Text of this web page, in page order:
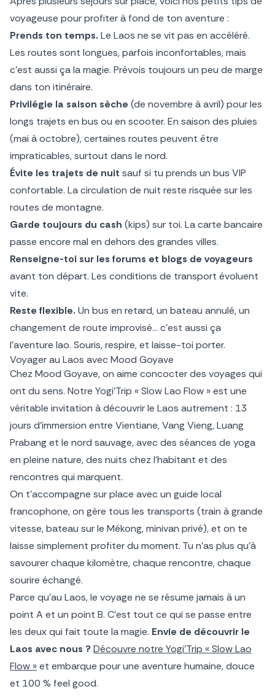
voyageuse pour profiter à fond de ton aventure :
Prends ton temps. Le Laos ne se vit pas en accéléré.
Les routes sont longues, parfois inconfortables, mais
c’est aussi ça la magie. Prévois toujours un peu de marge
dans ton itinéraire.
Privilégie la saison sèche (de novembre à avril) pour les
longs trajets en bus ou en scooter. En saison des pluies
(mai à octobre), certaines routes peuvent être
impraticables, surtout dans le nord.
Évite les trajets de nuit sauf si tu prends un bus VIP
confortable. La circulation de nuit reste risquée sur les
routes de montagne.
Garde toujours du cash (kips) sur toi. La carte bancaire
passe encore mal en dehors des grandes villes.
Renseigne-toi sur les forums et blogs de voyageurs
avant ton départ. Les conditions de transport évoluent
vite.
Reste flexible. Un bus en retard, un bateau annulé, un
changement de route improvisé… c’est aussi ça
l’aventure lao. Souris, respire, et laisse-toi porter.
Voyager au Laos avec Mood Goyave
Chez Mood Goyave, on aime concocter des voyages qui
ont du sens. Notre Yogi’Trip « Slow Lao Flow » est une
véritable invitation à découvrir le Laos autrement : 13
jours d’immersion entre Vientiane, Vang Vieng, Luang
Prabang et le nord sauvage, avec des séances de yoga
en pleine nature, des nuits chez l’habitant et des
rencontres qui marquent.
On t’accompagne sur place avec un guide local
francophone, on gère tous les transports (train à grande
vitesse, bateau sur le Mékong, minivan privé), et on te
laisse simplement profiter du moment. Tu n’as plus qu’à
savourer chaque kilomètre, chaque rencontre, chaque
sourire échangé.
Parce qu’au Laos, le voyage ne se résume jamais à un
point A et un point B. C’est tout ce qui se passe entre
les deux qui fait toute la magie. Envie de découvrir le
Laos avec nous ? Découvre notre Yogi’Trip « Slow Lao
Flow »et embarque pour une aventure humaine, douce
et 100 % feel good.